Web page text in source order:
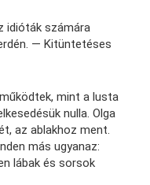
idióták számára
— Kitüntetéses
mint a lusta
nulla. Olga
az ablakhoz ment.
más ugyanaz:
lábak és sorsok